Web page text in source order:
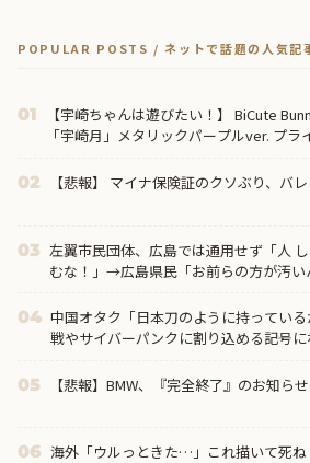
POPULAR POSTS / ネットで話題の人気記
01
【宇崎ちゃんは遊びたい！】 BiCute
「宇崎月」メタリックパープルver. プ
02 【悲報】 マイナ保険証のクソぶり、バ
03 左翼市民団体、広島では通用せず「人
むな！」→広島県民「お前らの方が汚い
04 中国オタク「日本刀のように持ってい
戦やサイバーパンクに割り込める記号
05 【悲報】BMW、『完全終了』のお知ら
06 海外「ウルっときた…」これ描いて死